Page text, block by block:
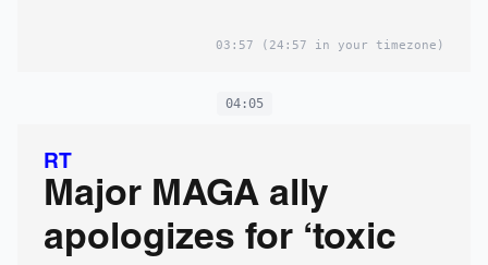
03:57 (24:57 in your timezone)
04:05
RT
Major MAGA ally
apologizes for ‘toxic